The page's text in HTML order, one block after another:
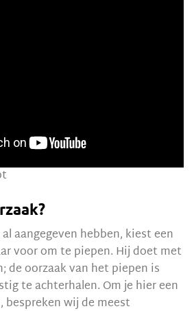
aangegeven hebben, kiest een
voor om te piepen. Hij doet met
de oorzaak van het piepen is
te achterhalen. Om je hier een
bespreken wij de meest